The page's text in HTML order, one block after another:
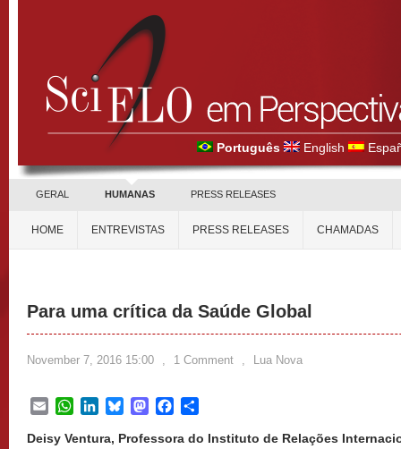
Português English
GERAL HUMANAS PRESS RELEASES
HOME ENTREVISTAS PRESS RELEASES CHAMADAS
Para uma crítica da Saúde Global
November 7, 2016 15:00 , 1 Comment , Lua Nova
EmailWhatsApp
LinkedInBlueskyMastodonFacebook
Deisy Ventura, Professora do Instituto de Relações